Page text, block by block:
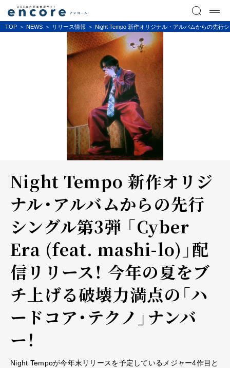
TOP NEWS リリース情報 Night Tempo 新作オリジナル・アルバムからの先行
Night Tempo 新作オリジ
ナル・アルバムからの先行
シングル第3弾 「Cyber
Era (feat. mashi-lo)」配
信リリース！ 今年の夏をブ
チ上げる破壊力満点の「ハ
ードコア・テクノ」ナンバ
ー！
Night Tempoが今年末リリースを予定しているメジャー4作目と